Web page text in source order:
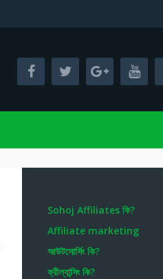
Sohoj Affiliates কি?
Affiliate marketing
আউটসোর্সিং কি?
ফ্রীল্যান্সিং কি?